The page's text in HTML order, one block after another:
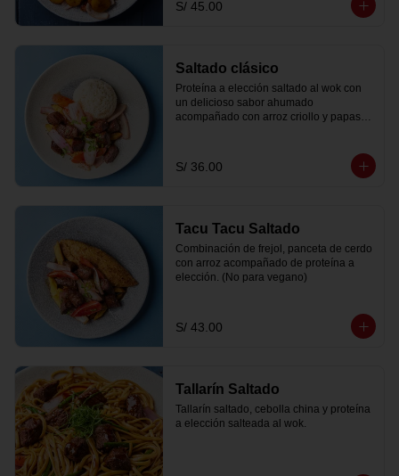
S/ 45.00
Saltado clásico
Proteína a elección saltado al wok con
un delicioso sabor ahumado
acompañado con arroz criollo y papas
S/ 36.00
Tacu Tacu Saltado
Combinación de frejol, panceta de cerdo
con arroz acompañado de proteína a
elección. (No para vegano)
S/ 43.00
Tallarín Saltado
Tallarín saltado, cebolla china y proteína
a elección salteada al wok.